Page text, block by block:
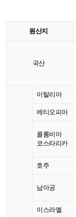
원산지
국산
이탈리아
에티오피아
콜롬비아
코스타리카
호주
남아공
이스라엘